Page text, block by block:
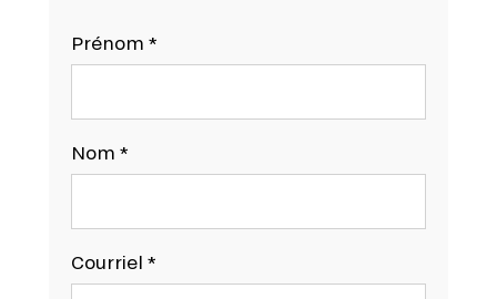
Prénom *
Nom *
Courriel *